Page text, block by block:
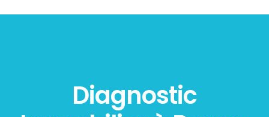
Diagnostic